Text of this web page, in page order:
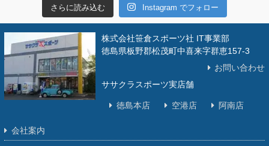
さらに読み込む Instagram でフォロー
株式会社笹倉スポーツ社 IT事業部
徳島県板野郡松茂町中喜来字群恵157-3
お問い合わせ
ササクラスポーツ実店舗
徳島本店 空港店 阿南店
会社案内